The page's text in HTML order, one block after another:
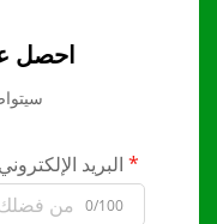
احصل
البريد الإلكتروني
0/100